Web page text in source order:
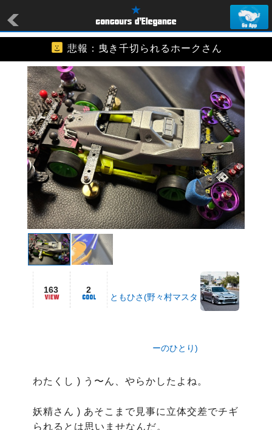
悲報：曳き千切られるホークさん
163 2
ともひさ(野々村マスタ
ーのひとり)
わたくし ) う〜ん、やらかしたよね。
妖精さん ) あそこまで見事に立体交差でチギ
られるとは思いませなんだ。